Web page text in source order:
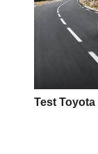
Test Toyota